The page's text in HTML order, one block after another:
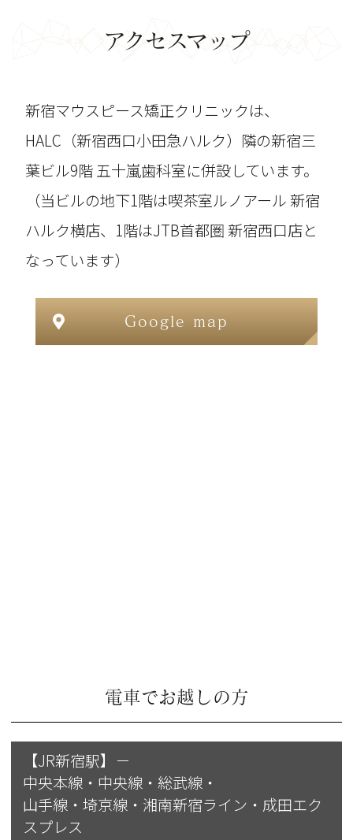
アクセスマップ
新宿マウスピース矯正クリニックは、
HALC（新宿西口小田急ハルク）隣の新宿三
葉ビル9階 五十嵐歯科室に併設しています。
（当ビルの地下1階は喫茶室ルノアール 新宿
ハルク横店、1階はJTB首都圏 新宿西口店と
なっています）
Google map
電車でお越しの方
【JR新宿駅】－
中央本線・中央線・総武線・
山手線・埼京線・湘南新宿ライン・成田エク
スプレス